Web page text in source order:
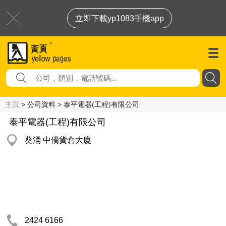
立即下載yp1083手機app
主頁 > 公司資料 > 泰平電器(工程)有限公司
泰平電器(工程)有限公司
葵涌 中僑貨倉大廈
2424 6166